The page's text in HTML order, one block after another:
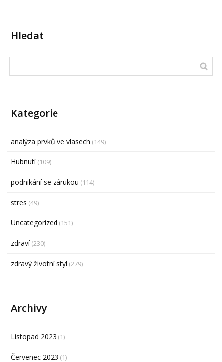
Hledat
Kategorie
analýza prvků ve vlasech (149)
Hubnutí(109)
podnikání se zárukou (114)
stres (49)
Uncategorized (151)
zdraví(230)
zdravý životní styl (279)
Archivy
Listopad 2023 (1)
Červenec 2023 (1)